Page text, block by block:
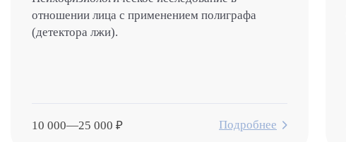
отношении лица с применением полиграфа
(детектора лжи).
10 000—25 000 ₽ Подробнее